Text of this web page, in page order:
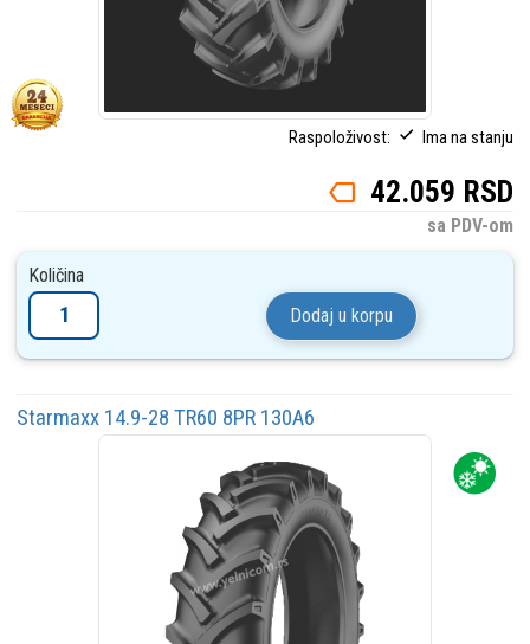
Raspoloživost: Ima na stanju
42.059 RSD
sa PDV-om
Količina
Dodaj u korpu
Starmaxx 14.9-28 TR60 8PR 130A6